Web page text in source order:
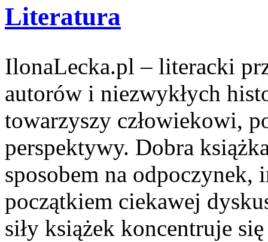
Literatura
IlonaLecka.pl – literacki
autorów i niezwykłych
towarzyszy człowiekowi,
perspektywy. Dobra
sposobem na odpoczynek,
początkiem ciekawej
siły książek koncentruje